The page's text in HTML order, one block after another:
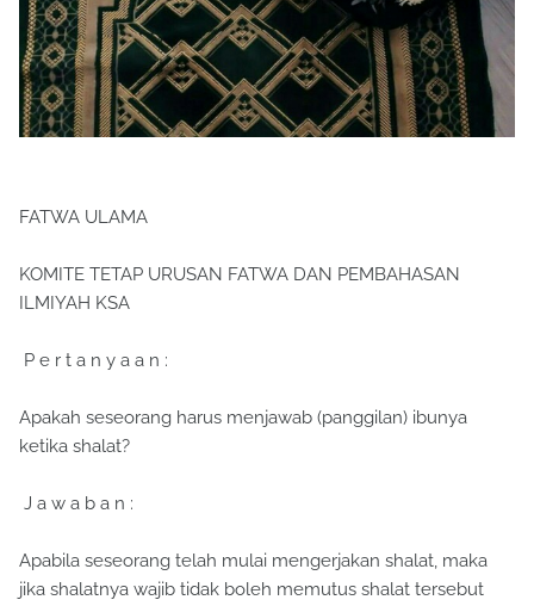
FATWA ULAMA
KOMITE TETAP URUSAN FATWA DAN PEMBAHASAN
ILMIYAH KSA
P e r t a n y a a n :
Apakah seseorang harus menjawab (panggilan) ibunya
ketika shalat?
J a w a b a n :
Apabila seseorang telah mulai mengerjakan shalat, maka
jika shalatnya wajib tidak boleh memutus shalat tersebut